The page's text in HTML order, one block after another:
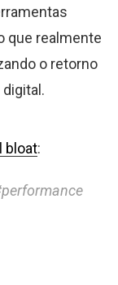
que realmente
o retorno
bloat:
performance